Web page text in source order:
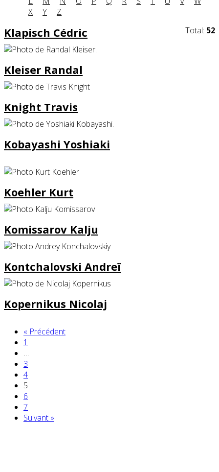
X
Y
Z
Total: 52
Klapisch Cédric
Kleiser Randal
Knight Travis
Kobayashi Yoshiaki
Koehler Kurt
Komissarov Kalju
Kontchalovski Andreï
Kopernikus Nicolaj
« Précédent
1
…
3
4
5
6
7
Suivant »